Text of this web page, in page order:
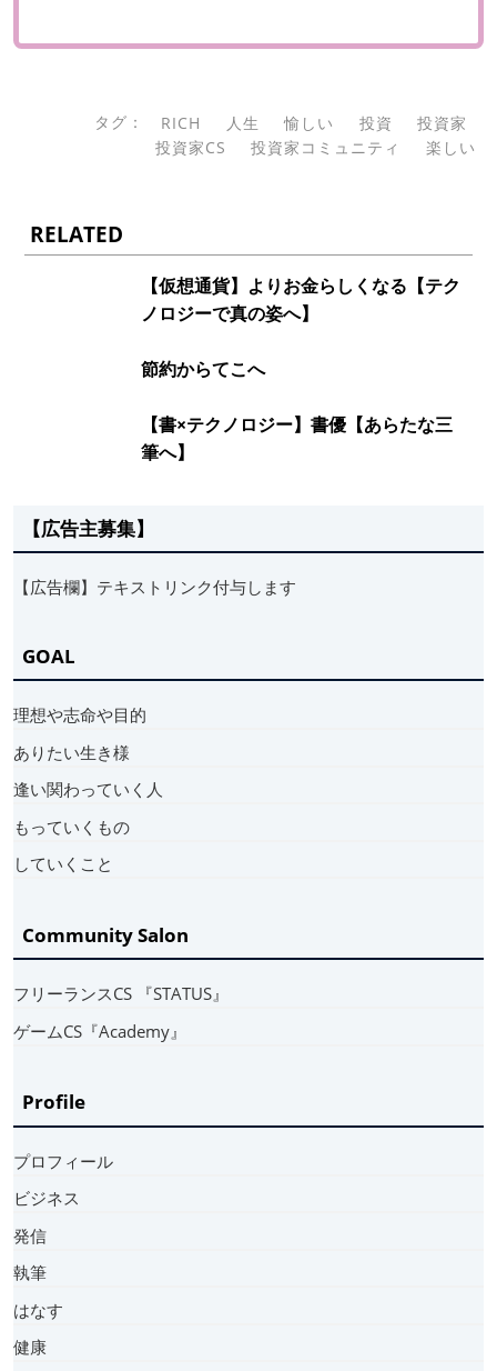
タグ： RICH 人生 愉しい 投資
投資家
投資家CS
投資家コミュニティ 楽しい
RELATED
【仮想通貨】よりお金らしくなる【テク
ノロジーで真の姿へ】
節約からてこへ
【書×テクノロジー】書優【あらたな三
筆へ】
【広告主募集】
【広告欄】テキストリンク付与します
GOAL
理想や志命や目的
ありたい生き様
逢い関わっていく人
もっていくもの
していくこと
Community Salon
フリーランスCS 『STATUS』
ゲームCS『Academy』
Profile
プロフィール
ビジネス
発信
執筆
はなす
健康